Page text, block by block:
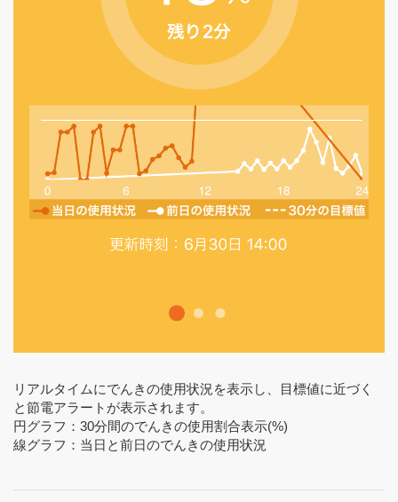
リアルタイムにでんきの使用状況を表示し、目標値に近づく
と節電アラートが表示されます。
円グラフ：30分間のでんきの使用割合表示(%)
線グラフ：当日と前日のでんきの使用状況